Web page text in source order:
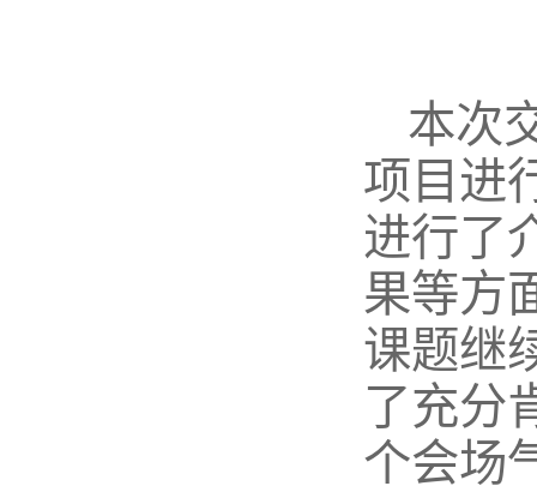
本次
项目进
进行了
果等方
课题继
了充分
个会场